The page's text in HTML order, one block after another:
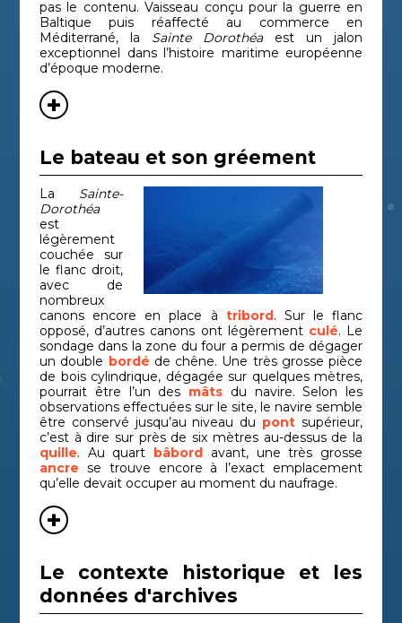
pas le contenu. Vaisseau conçu pour la guerre en
Baltique puis réaffecté au commerce en
Méditerrané, la Sainte Dorothéaest un jalon
exceptionnel dans l’histoire maritime européenne
d’époque moderne.
Le bateau et son gréement
La Sainte-
Dorothéa
est
légèrement
couchée sur
le flanc droit,
avec de
nombreux
canons encore en place à tribord . Sur le flanc
opposé, d’autres canons ont légèrement culé. Le
sondage dans la zone du four a permis de dégager
un double bordé de chêne. Une très grosse pièce
de bois cylindrique, dégagée sur quelques mètres,
pourrait être l’un des mâts du navire. Selon les
observations effectuées sur le site, le navire semble
être conservé jusqu’au niveau du pont supérieur,
c’est à dire sur près de six mètres au-dessus de la
quille. Au quart bâbord
avant, une très grosse
ancre se trouve encore à l’exact emplacement
qu’elle devait occuper au moment du naufrage.
Le contexte historique et les
données d'archives